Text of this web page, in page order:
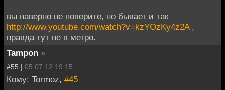
вы наверно не поверите, но бывает и так
http://www.youtube.com/watch?v=kzYOzKy4z2A,
правда тут не в метро.
Tampon »
#55 | 05.07.12 19:15
Кому: Tormoz, #45